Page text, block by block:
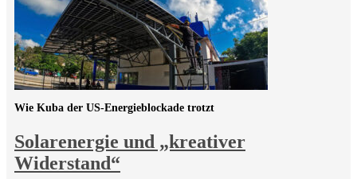
Solarenergie und „kreativer
Widerstand“
Wie Kuba der US-Energieblockade trotzt